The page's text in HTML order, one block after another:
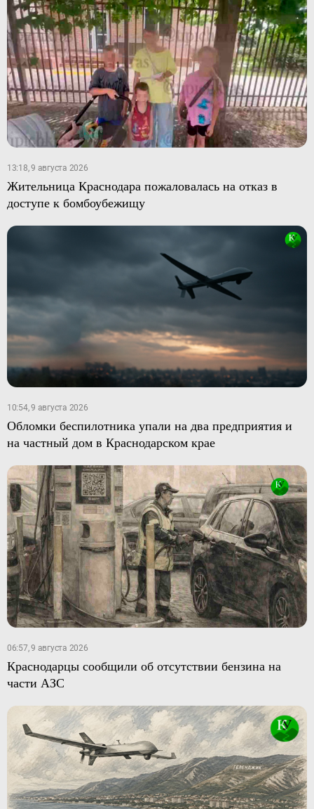
13:18, 9 августа 2026
Жительница Краснодара пожаловалась на отказ в
доступе к бомбоубежищу
10:54, 9 августа 2026
Обломки беспилотника упали на два предприятия и
на частный дом в Краснодарском крае
06:57, 9 августа 2026
Краснодарцы сообщили об отсутствии бензина на
части АЗС